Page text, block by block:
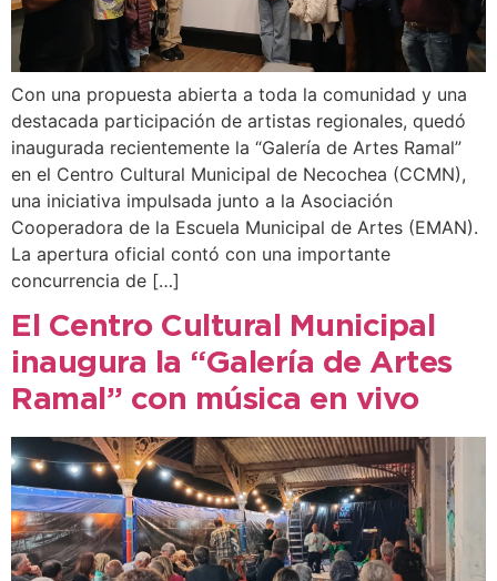
Con una propuesta abierta a toda la comunidad y una
destacada participación de artistas regionales, quedó
inaugurada recientemente la “Galería de Artes Ramal”
en el Centro Cultural Municipal de Necochea (CCMN),
una iniciativa impulsada junto a la Asociación
Cooperadora de la Escuela Municipal de Artes (EMAN).
La apertura oficial contó con una importante
concurrencia de […]
El Centro Cultural Municipal
inaugura la “Galería de Artes
Ramal” con música en vivo